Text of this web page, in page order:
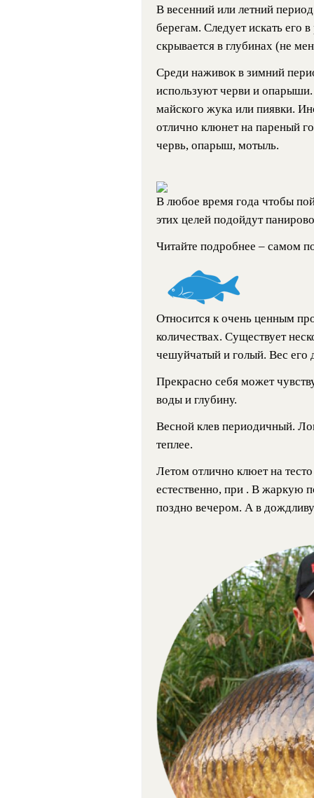
В весенний или летний
берегам. Следует искать его
скрывается в глубинах (не
Среди наживок в зимний
используют черви и
майского жука или пиявки.
отлично клюнет на пареный
червь, опарыш, мотыль.
В любое время года чтобы
этих целей подойдут
Читайте подробнее – самом
Относится к очень ценным
количествах. Существует
чешуйчатый и голый. Вес его
Прекрасно себя может
воды и глубину.
Весной клев периодичный.
теплее.
Летом отлично клюет на
естественно, при . В жаркую
поздно вечером. А в